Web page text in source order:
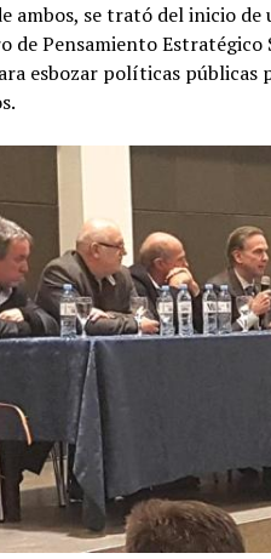
ambos, se trató del inicio
de Pensamiento
esbozar políticas públicas